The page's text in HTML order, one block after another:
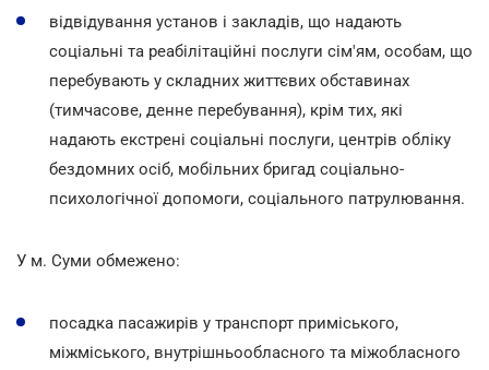
відвідування установ і закладів, що надають
соціальні та реабілітаційні послуги сім'ям, особам, що
перебувають у складних життєвих обставинах
(тимчасове, денне перебування), крім тих, які
надають екстрені соціальні послуги, центрів обліку
бездомних осіб, мобільних бригад соціально-
психологічної допомоги, соціального патрулювання.
У м. Суми обмежено:
посадка пасажирів у транспорт приміського,
міжміського, внутрішньообласного та міжобласного